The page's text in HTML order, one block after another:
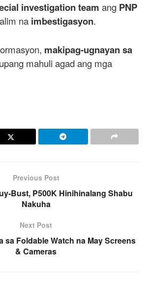
investigation team ang PNP
na imbestigasyon.
makipag-ugnayan sa
upang mahuli agad ang mga
Previous Post
Bust, P500K Hinihinalang Shabu
Nakuha
Next Post
sa Foldable Watch na May Screens
& Cameras